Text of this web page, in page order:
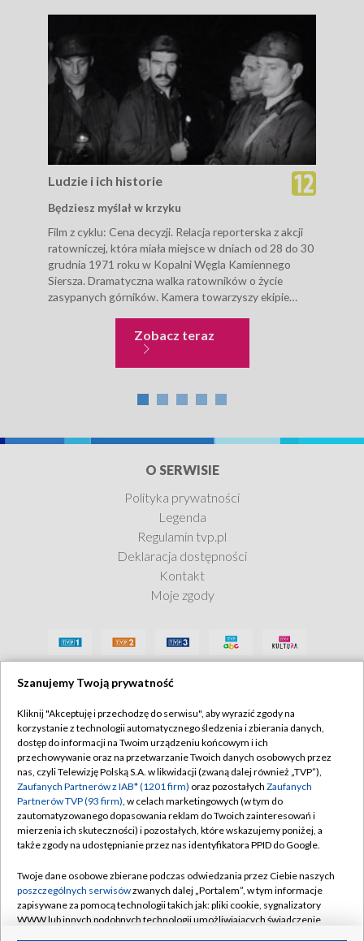
Ludzie i ich historie
Będziesz myślał w krzyku
Film z cyklu: Cena decyzji. Relacja reporterska z akcji
ratowniczej, która miała miejsce w dniach od 28 do 30
grudnia 1971 roku w Kopalni Węgla Kamiennego
Siersza. Dramatyczna walka ratowników o życie
zasypanych górników. Kamera towarzyszy ekipie
Zobacz terazLudzie i ich historie
O SERWISIE
Polityka prywatności
Legenda
Regulamin tvp.pl
Deklaracja dostępności
Kontakt
Moje zgody
Szanujemy Twoją prywatność
Kliknij "Akceptuję i przechodzę do serwisu", aby wyrazić zgody na
korzystanie z technologii automatycznego śledzenia i zbierania danych,
dostęp do informacji na Twoim urządzeniu końcowym i ich
przechowywanie oraz na przetwarzanie Twoich danych osobowych przez
nas, czyli Telewizję Polską S.A. w likwidacji (zwaną dalej również „TVP”),
Zaufanych Partnerów z IAB* (1201 firm) oraz pozostałych Zaufanych
Partnerów TVP (93 firm), w celach marketingowych (w tym do
zautomatyzowanego dopasowania reklam do Twoich zainteresowań i
mierzenia ich skuteczności) i pozostałych, które wskazujemy poniżej, a
także zgody na udostępnianie przez nas identyfikatora PPID do Google.
Twoje dane osobowe zbierane podczas odwiedzania przez Ciebie naszych
poszczególnych serwisówzwanych dalej „Portalem”, w tym informacje
zapisywane za pomocą technologii takich jak: pliki cookie, sygnalizatory
WWW lub innych podobnych technologii umożliwiających świadczenie